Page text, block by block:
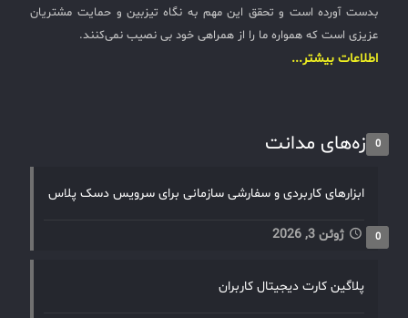
بدست آورده است و تحقق این مهم به نگاه تیزبین و حمایت مشتریان
عزیزی است که همواره ما را از همراهی خود بی نصیب نمی‌کنند.
اطلاعات بیشتر...
تازه‌های مدانت0
ابزارهای کاربردی و سفارشی سازمانی برای سرویس دسک پلاس
ژوئن 3, 2026 0
پلاگین کارت دیجیتال کاربران